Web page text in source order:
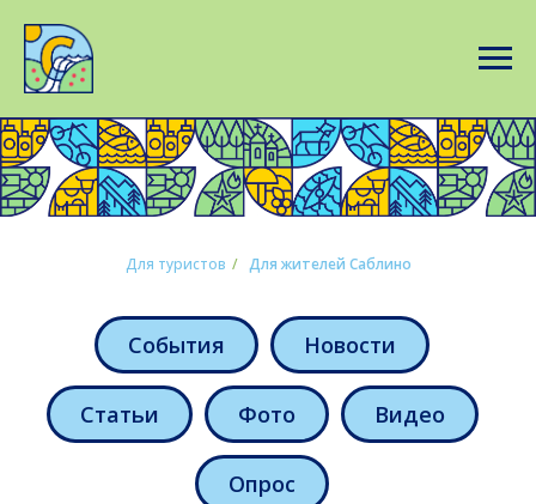
Для туристов / Для жителей Саблино
События Новости
Статьи Фото Видео
Опрос